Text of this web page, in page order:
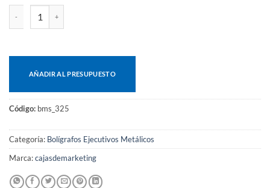
AÑADIR AL PRESUPUESTO
Código: bms_325
Categoría: Bolígrafos Ejecutivos Metálicos
Marca:cajasdemarketing